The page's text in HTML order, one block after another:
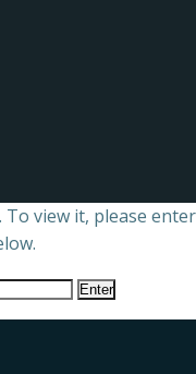
view it, please enter